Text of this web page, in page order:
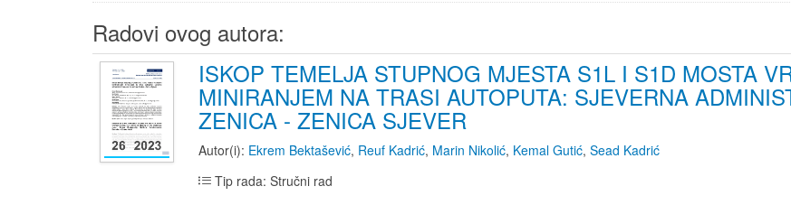
Radovi ovog autora:
ISKOP TEMELJA STUPNOG MJESTA S1L I S1D MOSTA
MINIRANJEM NA TRASI AUTOPUTA: SJEVERNA
ZENICA - ZENICA SJEVER
Autor(i): Ekrem Bektašević, Reuf Kadrić, Marin Nikolić, Kemal Gutić, Sead Kadrić
Tip rada: Stručni rad